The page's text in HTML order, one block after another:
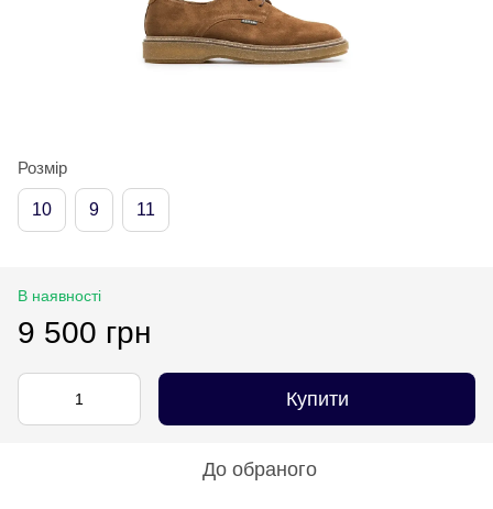
Розмір
10 9 11
В наявності
9 500 грн
Купити
До обраного